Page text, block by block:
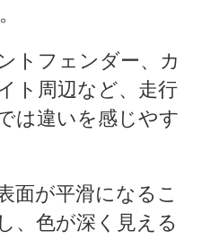
トフェンダー、カ
ト周辺など、走行
は違いを感じやす
面が平滑になるこ
、色が深く見える